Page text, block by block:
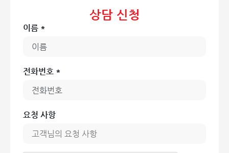
고혈압, 심부전 등 심각한 합병증을 유발할 수 있습니다.
"성인 동맥관 개존증은 전체 성인 심장 질환의 0.01~0.02%
만을 차지할 정도로 희귀합니다. 선천적인 구조 이상이나 미숙
으나, 시간이 지날수록 심각한 합병증을 초래할 수 있습니다."
의 (홍옥 종합병원 심장내과)
개흉 수술 없이 최소 침습 시술로 완치: '경피적
동맥관 폐쇄술'
상담 신청
이름 *
전화번호 *
요청 사항